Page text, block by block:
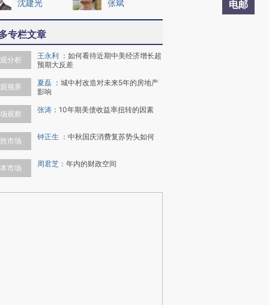
电邮
沈建光 张斌
专栏文章
分析 王永利 ： 如何看待近期中美经济增长超
预期大反差
视界 夏磊 ： 城中村改造对未来5年的房地产
影响
观察 张涛 ： 10年期美债收益率扭转的因素
市场 钟正生 ： 中秋国庆消费复苏势头如何
市场 周君芝 ： 年内的财政空间